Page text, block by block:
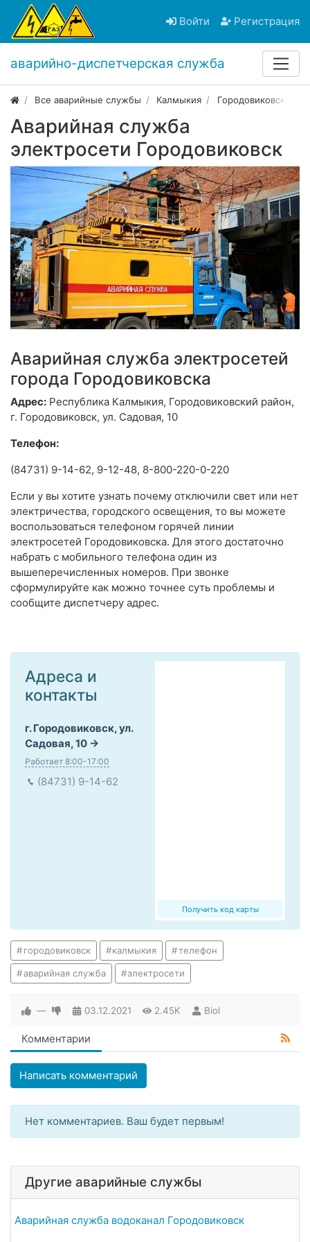
Войти Регистрация
аварийно-диспетчерская служба
Все аварийные службы Калмыкия Городовиковск
Аварийная служба
электросети Городовиковск
Аварийная служба электросетей
города Городовиковска
Адрес: Республика Калмыкия, Городовиковский район,
г. Городовиковск, ул. Садовая, 10
Телефон:
(84731) 9-14-62, 9-12-48, 8-800-220-0-220
Если у вы хотите узнать почему отключили свет или нет
электричества, городского освещения, то вы можете
воспользоваться телефоном горячей линии
электросетей Городовиковска. Для этого достаточно
набрать с мобильного телефона один из
вышеперечисленных номеров. При звонке
сформулируйте как можно точнее суть проблемы и
сообщите диспетчеру адрес.
Получить код карты
Адреса и
контакты
г. Городовиковск, ул.
Садовая, 10
Работает 8:00-17:00
(84731) 9-14-62
городовиковск калмыкия телефон
аварийная служба электросети
— 03.12.2021 2.45K Biol
Комментарии
Написать комментарий
Нет комментариев. Ваш будет первым!
Другие аварийные службы
Аварийная служба водоканал Городовиковск